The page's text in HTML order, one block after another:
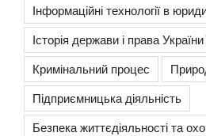
Інформаційні технології в
Історія держави і права
Кримінальний процес
Підприємницька діяльність
Безпека життєдіяльності та